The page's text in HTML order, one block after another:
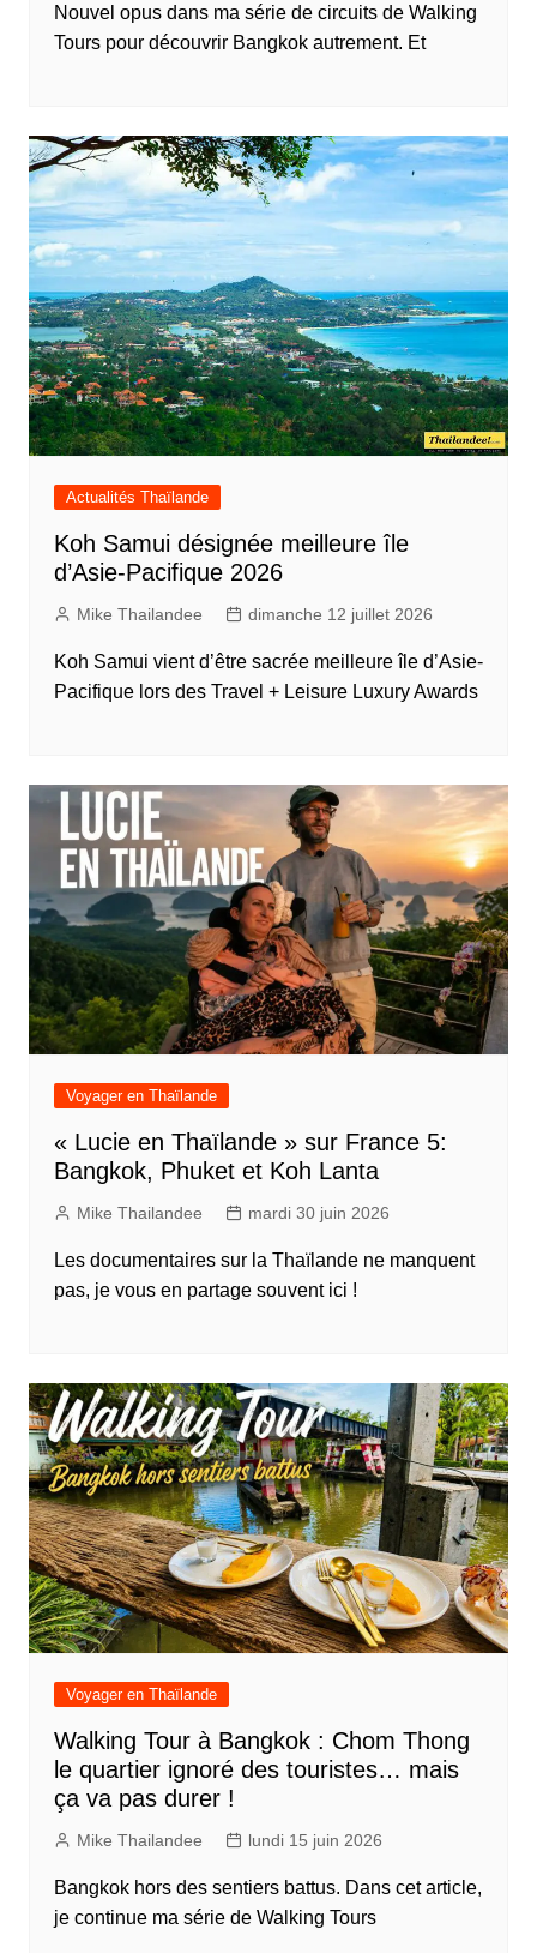
Nouvel opus dans ma série de circuits de Walking
Tours pour découvrir Bangkok autrement. Et
Actualités Thaïlande
Koh Samui désignée meilleure île
d’Asie-Pacifique 2026
Mike Thailandee dimanche 12 juillet 2026
Koh Samui vient d’être sacrée meilleure île d’Asie-
Pacifique lors des Travel + Leisure Luxury Awards
Voyager en Thaïlande
« Lucie en Thaïlande » sur France 5:
Bangkok, Phuket et Koh Lanta
Mike Thailandee mardi 30 juin 2026
Les documentaires sur la Thaïlande ne manquent
pas, je vous en partage souvent ici !
Voyager en Thaïlande
Walking Tour à Bangkok : Chom Thong
le quartier ignoré des touristes… mais
ça va pas durer !
Mike Thailandee lundi 15 juin 2026
Bangkok hors des sentiers battus. Dans cet article,
je continue ma série de Walking Tours